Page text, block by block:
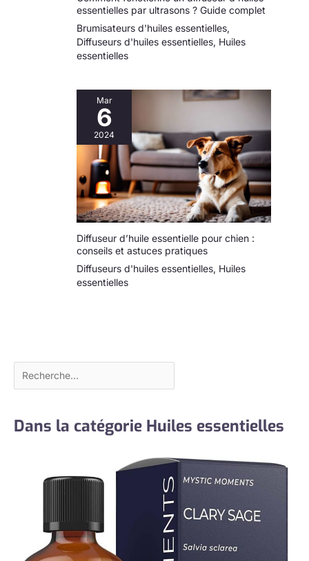
essentielles par ultrasons ? Guide complet
Brumisateurs d'huiles essentielles,
Diffuseurs d'huiles essentielles, Huiles
essentielles
Mar
6
2024
Diffuseur d’huile essentielle pour chien :
conseils et astuces pratiques
Diffuseurs d'huiles essentielles, Huiles
essentielles
Dans la catégorie Huiles essentielles